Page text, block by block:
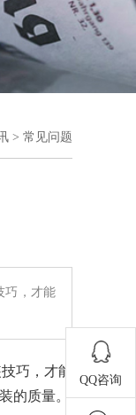
> 常见问题
巧，才能
巧，才能
的质量。
QQ咨询